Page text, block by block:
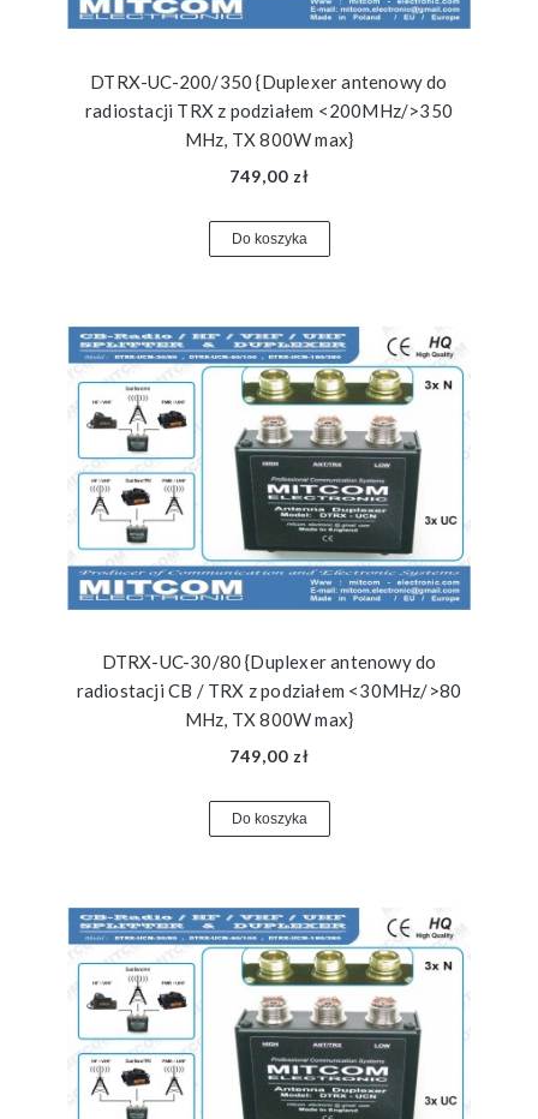
DTRX-UC-200/350 {Duplexer antenowy do
radiostacji TRX z podziałem <200MHz/>350
MHz, TX 800W max}
749,00 zł
Do koszyka
DTRX-UC-30/80 {Duplexer antenowy do
radiostacji CB / TRX z podziałem <30MHz/>80
MHz, TX 800W max}
749,00 zł
Do koszyka